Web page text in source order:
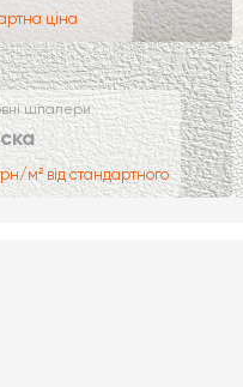
ціна
шпалери
м² від стандартного